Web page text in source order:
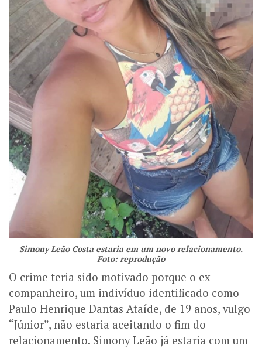
Simony Leão Costa estaria em um novo relacionamento.
Foto: reprodução
O crime teria sido motivado porque o ex-
companheiro, um indivíduo identificado como
Paulo Henrique Dantas Ataíde, de 19 anos, vulgo
“Júnior”, não estaria aceitando o fim do
relacionamento. Simony Leão já estaria com um